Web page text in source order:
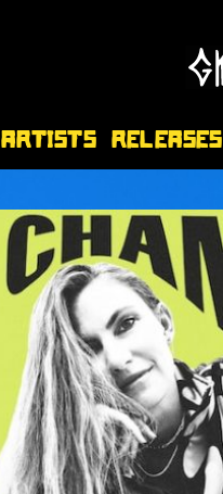
Artists Releases